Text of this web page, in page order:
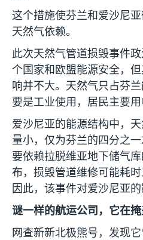
这个措施使芬兰和爱沙尼
天然气依赖。
此次天然气管道损毁事件
个国家和欧盟能源安全，
响并不大。天然气只占芬
要是工业使用，居民主要用
爱沙尼亚的能源结构中，
量小，仅为芬兰的四分之
要依赖拉脱维亚地下储气
布，损毁管道维修可能耗
因此，该事件对爱沙尼亚的
谜一样的航运公司，它在
网查新新北极熊号，发现